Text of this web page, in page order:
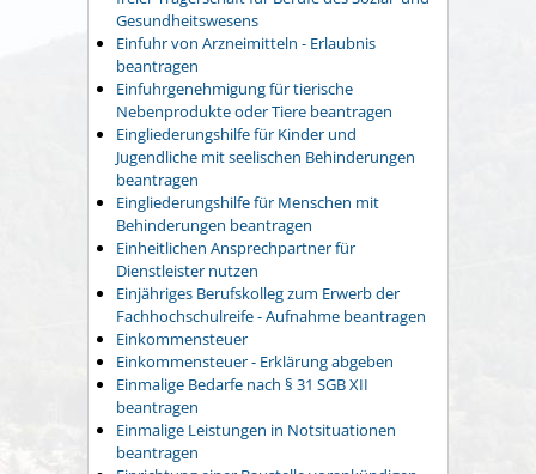
Gesundheitswesens
Einfuhr von Arzneimitteln - Erlaubnis
beantragen
Einfuhrgenehmigung für tierische
Nebenprodukte oder Tiere beantragen
Eingliederungshilfe für Kinder und
Jugendliche mit seelischen Behinderungen
beantragen
Eingliederungshilfe für Menschen mit
Behinderungen beantragen
Einheitlichen Ansprechpartner für
Dienstleister nutzen
Einjähriges Berufskolleg zum Erwerb der
Fachhochschulreife - Aufnahme beantragen
Einkommensteuer
Einkommensteuer - Erklärung abgeben
Einmalige Bedarfe nach § 31 SGB XII
beantragen
Einmalige Leistungen in Notsituationen
beantragen